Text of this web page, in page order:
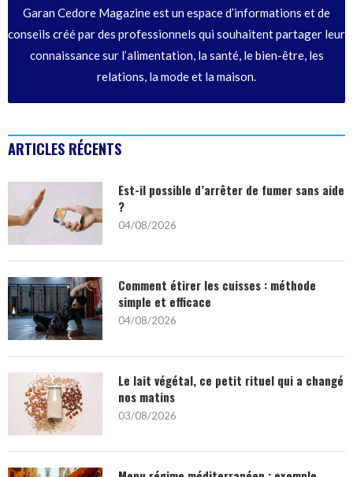
Garan Cedore Magazine est un espace d’informations et de
conseils créé par des professionnels qui souhaitent partager leur
connaissance sur l’alimentation, la santé, le bien-être, les
relations, la mode et la maison.
ARTICLES RÉCENTS
Est-il possible d’arrêter de fumer sans aide
?
04/08/2026
Comment étirer les cuisses : méthode
simple et efficace
04/08/2026
Le lait végétal, ce petit rituel qui a changé
nos matins
03/08/2026